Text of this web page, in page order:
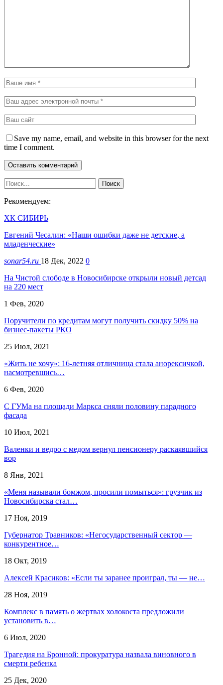
Save my name, email, and website in this browser for the next
time I comment.
Рекомендуем:
ХК СИБИРЬ
Евгений Чесалин: «Наши ошибки даже не детские, а
младенческие»
sonar54.ru 18 Дек, 2022 0
На Чистой слободе в Новосибирске открыли новый детсад
на 220 мест
1 Фев, 2020
Поручители по кредитам могут получить скидку 50% на
бизнес-пакеты РКО
25 Июл, 2021
«Жить не хочу»: 16-летняя отличница стала анорексичкой,
насмотревшись…
6 Фев, 2020
С ГУМа на площади Маркса сняли половину парадного
фасада
10 Июл, 2021
Валенки и ведро с медом вернул пенсионеру раскаявшийся
вор
8 Янв, 2021
«Меня называли бомжом, просили помыться»: грузчик из
Новосибирска стал…
17 Ноя, 2019
Губернатор Травников: «Негосударственный сектор —
конкурентное…
18 Окт, 2019
Алексей Красиков: «Если ты заранее проиграл, ты — не…
28 Ноя, 2019
Комплекс в память о жертвах холокоста предложили
установить в…
6 Июл, 2020
Трагедия на Бронной: прокуратура назвала виновного в
смерти ребенка
25 Дек, 2020